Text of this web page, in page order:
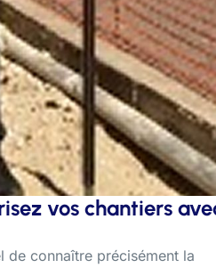
vos chantiers
de connaître précisément la